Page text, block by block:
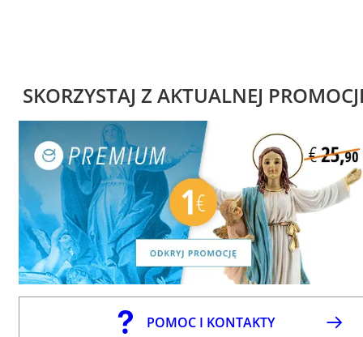
SKORZYSTAJ Z AKTUALNEJ
POMOC I KONTAKTY